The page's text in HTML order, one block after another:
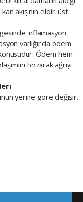
akışının cildin üst
inflamasyon
varlığında ödem
Ödem hem
bozarak ağrıyı
yerine göre değişir.